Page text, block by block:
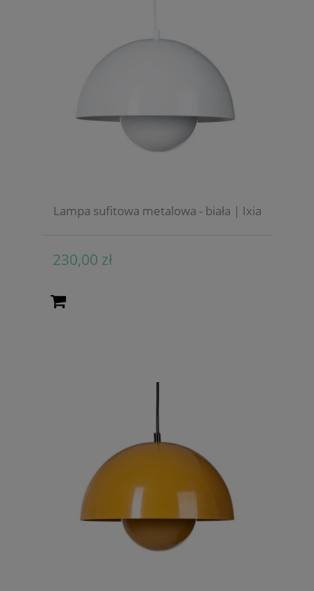
Lampa sufitowa metalowa - biała | Ixia
230,00 zł